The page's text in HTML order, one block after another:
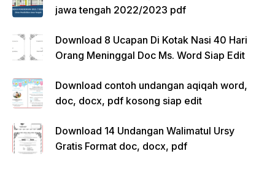
jawa tengah 2022/2023 pdf
Download 8 Ucapan Di Kotak Nasi 40 Hari
Orang Meninggal Doc Ms. Word Siap Edit
Download contoh undangan aqiqah word,
doc, docx, pdf kosong siap edit
Download 14 Undangan Walimatul Ursy
Gratis Format doc, docx, pdf